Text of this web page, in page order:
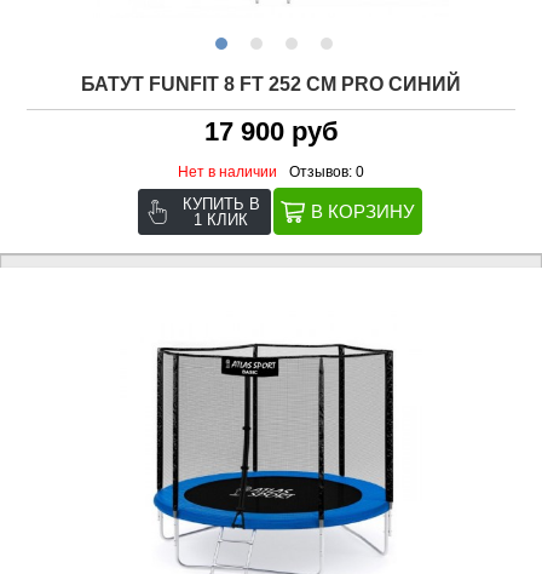
БАТУТ FUNFIT 8 FT 252 СМ PRO СИНИЙ
17 900 руб
Нет в наличии Отзывов: 0
КУПИТЬ В
1 КЛИК